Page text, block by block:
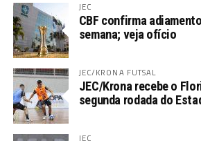
JEC
CBF confirma
semana; veja ofício
JEC/KRONA FUTSAL
JEC/Krona recebe o
segunda rodada do
JEC